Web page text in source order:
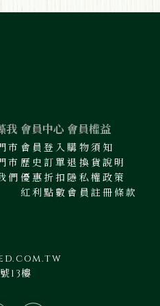
我
市
市
們
會員中心
會員登入
歷史訂單
優惠折扣
紅利點數
會員權益
購物須知
退換貨說明
隱私權政策
會員註冊條款
13樓